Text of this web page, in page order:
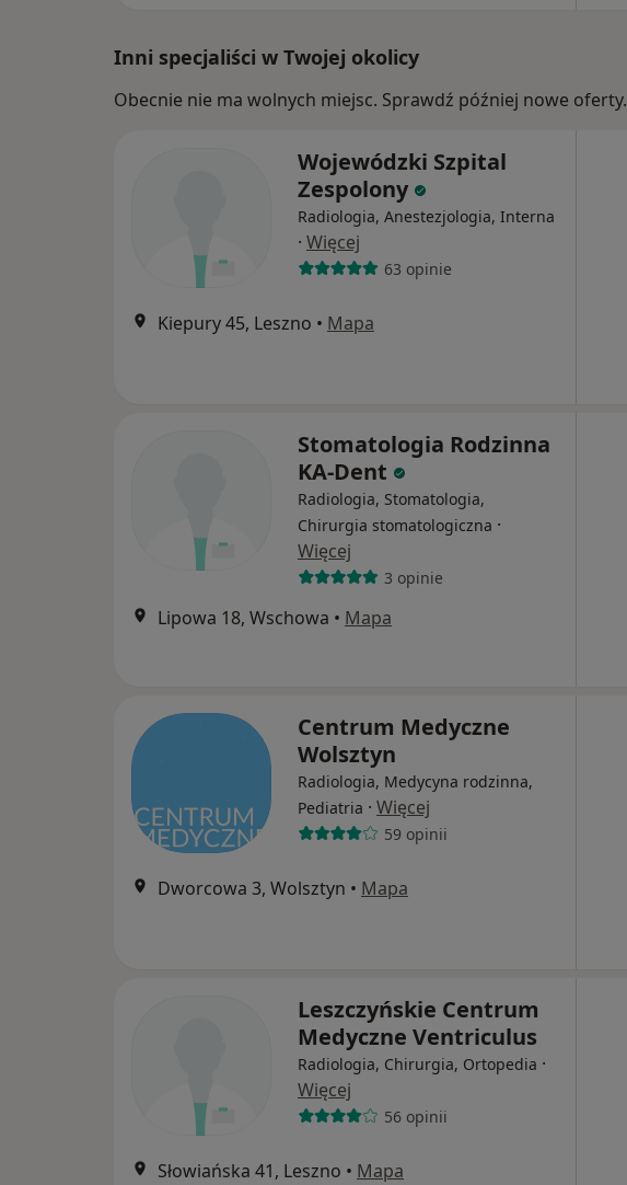
Inni specjaliści w Twojej okolicy
Obecnie nie ma wolnych miejsc. Sprawdź później nowe oferty.
Wojewódzki Szpital
Zespolony
Radiologia, Anestezjologia, Interna
· Więcej
63 opinie
Kiepury 45, Leszno • Mapa
Stomatologia Rodzinna
KA-Dent
Radiologia, Stomatologia,
Chirurgia stomatologiczna ·
Więcej
3 opinie
Lipowa 18, Wschowa • Mapa
Centrum Medyczne
Wolsztyn
Radiologia, Medycyna rodzinna,
Pediatria · Więcej
59 opinii
Dworcowa 3, Wolsztyn • Mapa
Leszczyńskie Centrum
Medyczne Ventriculus
Radiologia, Chirurgia, Ortopedia ·
Więcej
56 opinii
Słowiańska 41, Leszno • Mapa